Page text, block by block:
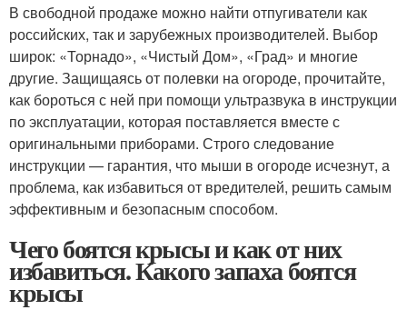
В свободной продаже можно найти отпугиватели как
российских, так и зарубежных производителей. Выбор
широк: «Торнадо», «Чистый Дом», «Град» и многие
другие. Защищаясь от полевки на огороде, прочитайте,
как бороться с ней при помощи ультразвука в инструкции
по эксплуатации, которая поставляется вместе с
оригинальными приборами. Строго следование
инструкции — гарантия, что мыши в огороде исчезнут, а
проблема, как избавиться от вредителей, решить самым
эффективным и безопасным способом.
Чего боятся крысы и как от них
избавиться. Какого запаха боятся
крысы